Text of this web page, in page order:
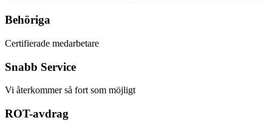
Behöriga
Certifierade medarbetare
Snabb Service
Vi återkommer så fort som möjligt
ROT-avdrag